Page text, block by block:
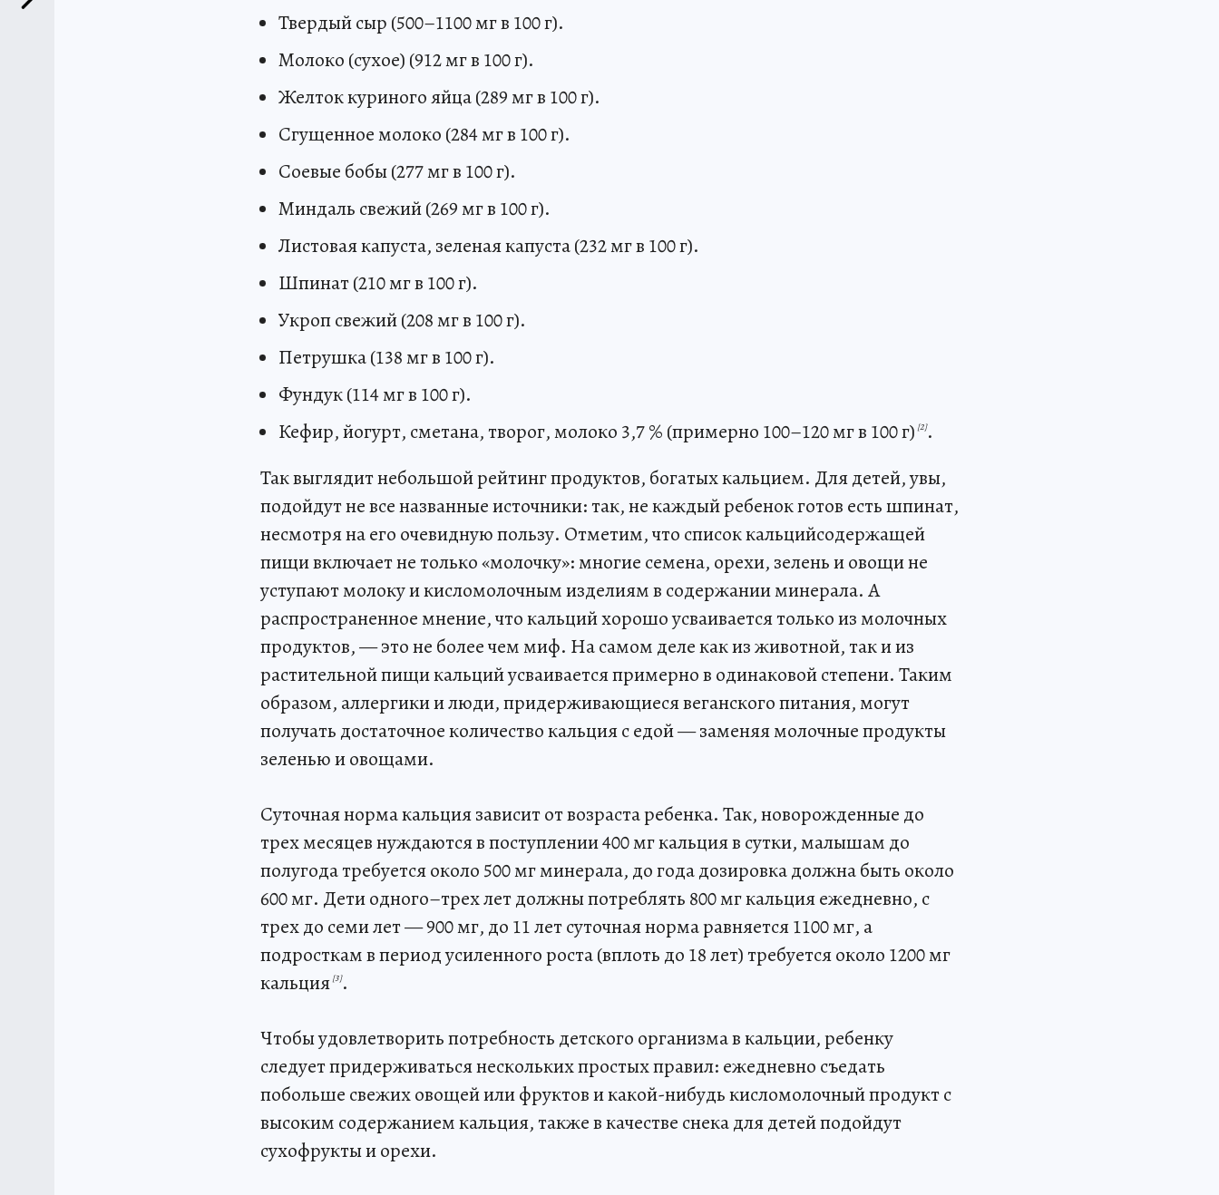
Твердый сыр (500–1100 мг в 100 г).
Молоко (сухое) (912 мг в 100 г).
Желток куриного яйца (289 мг в 100 г).
Сгущенное молоко (284 мг в 100 г).
Соевые бобы (277 мг в 100 г).
Миндаль свежий (269 мг в 100 г).
Листовая капуста, зеленая капуста (232 мг в 100 г).
Шпинат (210 мг в 100 г).
Укроп свежий (208 мг в 100 г).
Петрушка (138 мг в 100 г).
Фундук (114 мг в 100 г).
Кефир, йогурт, сметана, творог, молоко 3,7 % (примерно 100–120 мг в 100 г) [2].
Так выглядит небольшой рейтинг продуктов, богатых кальцием. Для детей, увы,
подойдут не все названные источники: так, не каждый ребенок готов есть шпинат,
несмотря на его очевидную пользу. Отметим, что список кальцийсодержащей
пищи включает не только «молочку»: многие семена, орехи, зелень и овощи не
уступают молоку и кисломолочным изделиям в содержании минерала. А
распространенное мнение, что кальций хорошо усваивается только из молочных
продуктов, — это не более чем миф. На самом деле как из животной, так и из
растительной пищи кальций усваивается примерно в одинаковой степени. Таким
образом, аллергики и люди, придерживающиеся веганского питания, могут
получать достаточное количество кальция с едой — заменяя молочные продукты
зеленью и овощами.
Суточная норма кальция зависит от возраста ребенка. Так, новорожденные до
трех месяцев нуждаются в поступлении 400 мг кальция в сутки, малышам до
полугода требуется около 500 мг минерала, до года дозировка должна быть около
600 мг. Дети одного–трех лет должны потреблять 800 мг кальция ежедневно, с
трех до семи лет — 900 мг, до 11 лет суточная норма равняется 1100 мг, а
подросткам в период усиленного роста (вплоть до 18 лет) требуется около 1200 мг
кальция [3].
Чтобы удовлетворить потребность детского организма в кальции, ребенку
следует придерживаться нескольких простых правил: ежедневно съедать
побольше свежих овощей или фруктов и какой-нибудь кисломолочный продукт с
высоким содержанием кальция, также в качестве снека для детей подойдут
сухофрукты и орехи.